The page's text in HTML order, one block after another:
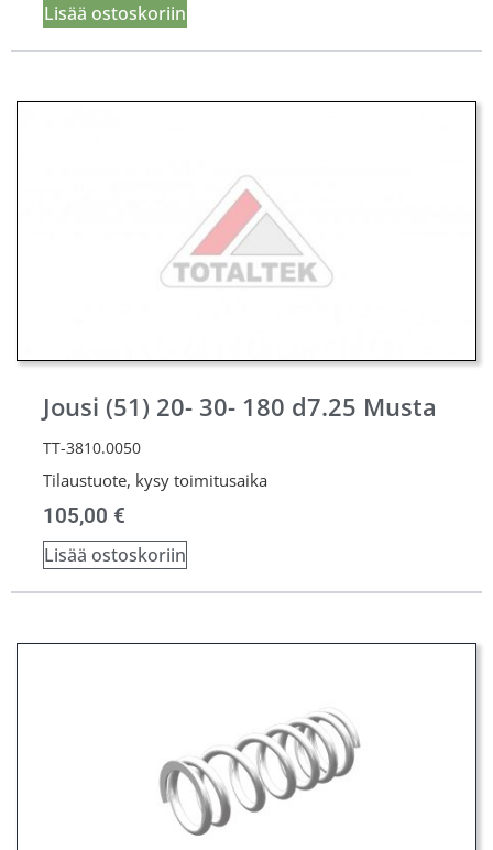
Lisää ostoskoriin
Jousi (51) 20- 30- 180 d7.25 Musta
TT-3810.0050
Tilaustuote, kysy toimitusaika
105,00 €
Lisää ostoskoriin